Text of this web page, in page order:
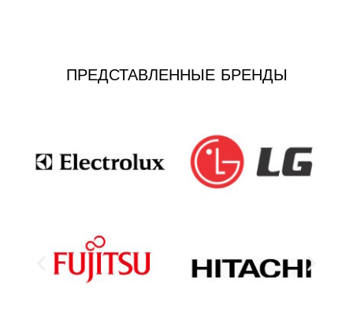
ПРЕДСТАВЛЕННЫЕ БРЕНДЫ